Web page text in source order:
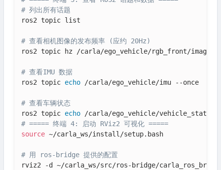
# 列出所有话题
ros2 topic list
# 查看相机图像的发布频率 (应约 20Hz)
ros2 topic hz /carla/ego_vehicle/rgb_front/image
# 查看IMU 数据
ros2 topic echo /carla/ego_vehicle/imu --once
# 查看车辆状态
ros2 topic echo
# ===== 终端 4: 启动 RViz2 可视化 =====
source ~/carla_ws/install/setup.bash
# 用 ros-bridge 提供的配置
rviz2 -d ~/carla_ws/src/ros-bridge/